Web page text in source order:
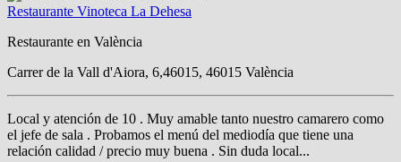
Restaurante Vinoteca La Dehesa
Restaurante en València
Carrer de la Vall d'Aiora, 6,46015, 46015 València
Local y atención de 10 . Muy amable tanto nuestro camarero como
el jefe de sala . Probamos el menú del mediodía que tiene una
relación calidad / precio muy buena . Sin duda local...